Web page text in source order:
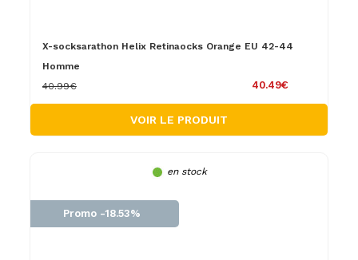
X-socksarathon Helix Retinaocks Orange EU 42-44
Homme
40.49€
40.99€
VOIR LE PRODUIT
en stock
Promo -18.53%